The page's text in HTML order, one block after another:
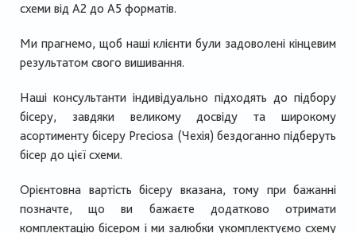
схеми від А2 до А5 форматів.
Ми прагнемо, щоб наші клієнти були задоволені кінцевим
результатом свого вишивання.
Наші консультанти індивідуально підходять до підбору
бісеру, завдяки великому досвіду та широкому
асортименту бісеру Preciosa (Чехія) бездоганно підберуть
бісер до цієї схеми.
Орієнтовна вартість бісеру вказана, тому при бажанні
позначте, що ви бажаєте додатково отримати
комплектацію бісером і ми залюбки укомплектуємо схему